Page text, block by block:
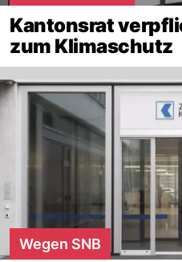
Kantonsrat
zum Klimaschutz
Wegen SNB